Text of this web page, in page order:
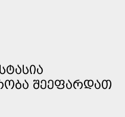
ᲨᲔᲔᲤᲐᲠᲓᲐᲗ